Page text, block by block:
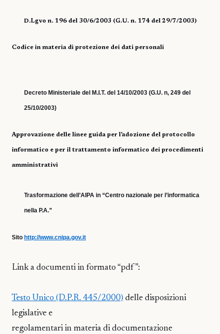
D.Lgvo n. 196 del 30/6/2003 (G.U. n. 174 del 29/7/2003)
Codice in materia di protezione dei dati personali
Decreto Ministeriale del M.I.T. del 14/10/2003 (G.U. n, 249 del
25/10/2003)
Approvazione delle linee guida per l’adozione del protocollo
informatico e per il trattamento informatico dei procedimenti
amministrativi
Trasformazione dell’AIPA in “Centro nazionale per l’informatica
nella P.A.”
Sito http://www.cnipa.gov.it
Link a documenti in formato “pdf”:
Testo Unico (D.P.R. 445/2000) delle disposizioni
legislative e
regolamentari in materia di documentazione